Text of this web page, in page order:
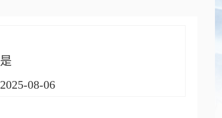
是
2025-08-06